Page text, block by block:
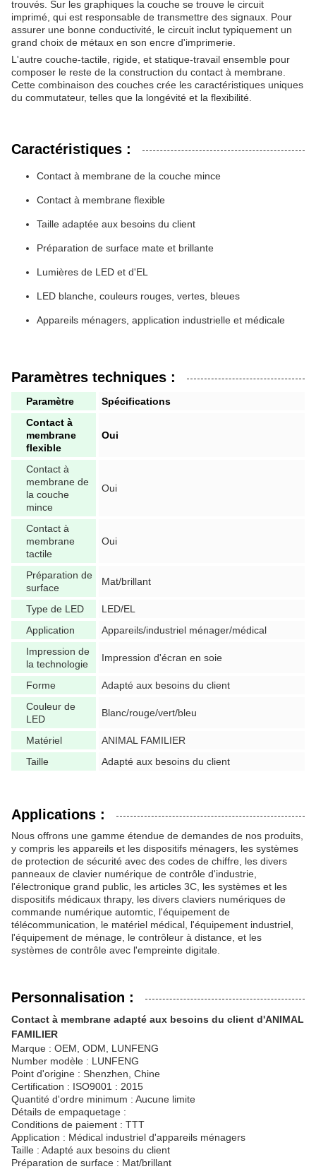
trouvés. Sur les graphiques la couche se trouve le circuit
imprimé, qui est responsable de transmettre des signaux. Pour
assurer une bonne conductivité, le circuit inclut typiquement un
grand choix de métaux en son encre d'imprimerie.
L'autre couche-tactile, rigide, et statique-travail ensemble pour
composer le reste de la construction du contact à membrane.
Cette combinaison des couches crée les caractéristiques uniques
du commutateur, telles que la longévité et la flexibilité.
Caractéristiques :
Contact à membrane de la couche mince
Contact à membrane flexible
Taille adaptée aux besoins du client
Préparation de surface mate et brillante
Lumières de LED et d'EL
LED blanche, couleurs rouges, vertes, bleues
Appareils ménagers, application industrielle et médicale
Paramètres techniques :
Paramètre
Spécifications
Contact à
membrane
flexible
Oui
Contact à
membrane de
la couche
mince
Oui
Contact à
membrane
tactile
Oui
Préparation de
surface
Mat/brillant
Type de LED
LED/EL
Application
Appareils/industriel ménager/médical
Impression de
la technologie
Impression d'écran en soie
Forme
Adapté aux besoins du client
Couleur de
LED
Blanc/rouge/vert/bleu
Matériel
ANIMAL FAMILIER
Taille
Adapté aux besoins du client
Applications :
Nous offrons une gamme étendue de demandes de nos produits,
y compris les appareils et les dispositifs ménagers, les systèmes
de protection de sécurité avec des codes de chiffre, les divers
panneaux de clavier numérique de contrôle d'industrie,
l'électronique grand public, les articles 3C, les systèmes et les
dispositifs médicaux thrapy, les divers claviers numériques de
commande numérique automtic, l'équipement de
télécommunication, le matériel médical, l'équipement industriel,
l'équipement de ménage, le contrôleur à distance, et les
systèmes de contrôle avec l'empreinte digitale.
Personnalisation :
Contact à membrane adapté aux besoins du client d'ANIMAL
FAMILIER
Marque : OEM, ODM, LUNFENG
Number modèle : LUNFENG
Point d'origine : Shenzhen, Chine
Certification : ISO9001 : 2015
Quantité d'ordre minimum : Aucune limite
Détails de empaquetage :
Conditions de paiement : TTT
Application : Médical industriel d'appareils ménagers
Taille : Adapté aux besoins du client
Préparation de surface : Mat/brillant